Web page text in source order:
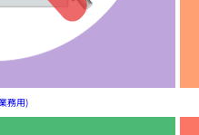
務用)